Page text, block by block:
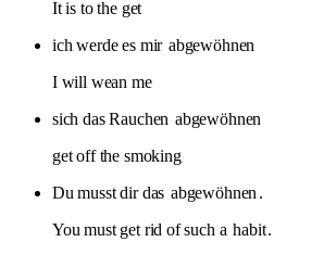
It is to the get
ich werde es mir abgewöhnen
I will wean me
sich das Rauchen abgewöhnen
get off the smoking
Du musst dir das abgewöhnen .
You must get rid of such a habit.